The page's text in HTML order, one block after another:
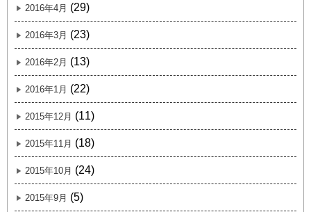
2016年4月 (29)
2016年3月 (23)
2016年2月 (13)
2016年1月 (22)
2015年12月 (11)
2015年11月 (18)
2015年10月 (24)
2015年9月 (5)